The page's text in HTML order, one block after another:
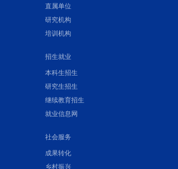
直属单位
研究机构
培训机构
招生就业
本科生招生
研究生招生
继续教育招生
就业信息网
社会服务
成果转化
乡村振兴